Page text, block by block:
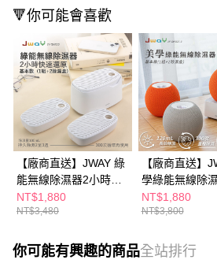
🔻你可能會喜歡
【廠商直送】JWAY 綠
能無線除濕器2小時極
速還原 1組+2除濕盒
NT$1,880
NT$3,480
【廠商直送】
學綠能無線除濕
時極速還原 1組
盒
NT$1,880
NT$3,800
你可能有興趣的商品全站排行